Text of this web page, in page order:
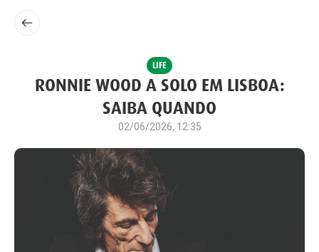
LIFE
RONNIE WOOD A SOLO EM LISBOA:
SAIBA QUANDO
02/06/2026, 12:35